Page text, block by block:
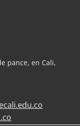
pance, en Cali,